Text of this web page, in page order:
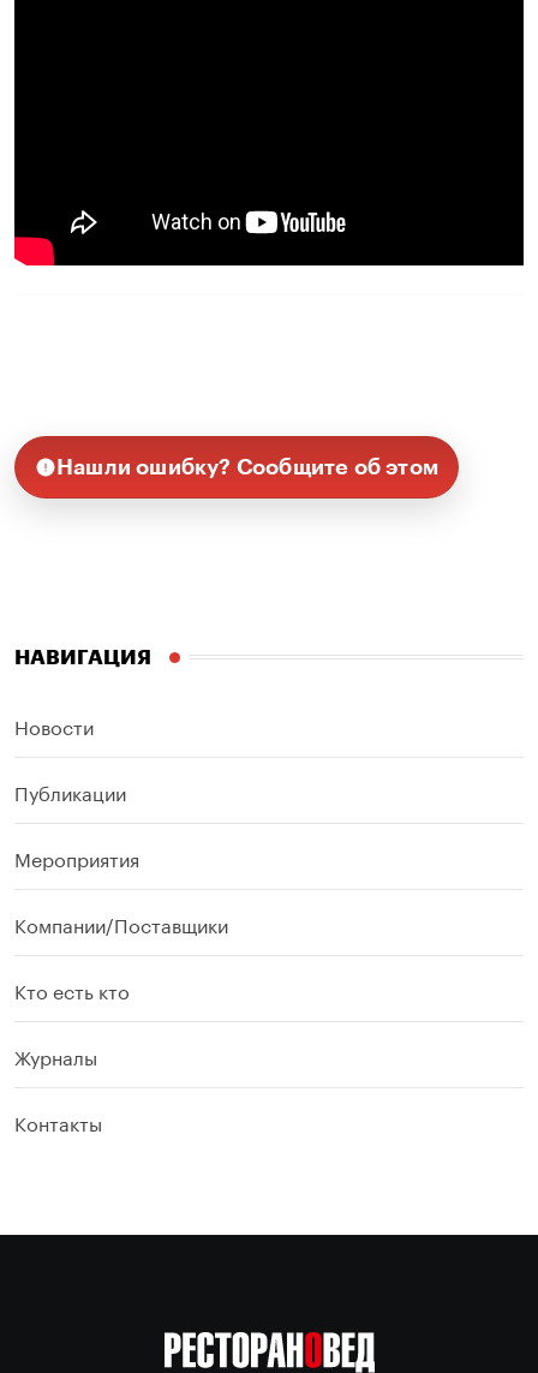
Нашли ошибку? Сообщите об этом
НАВИГАЦИЯ
Новости
Публикации
Мероприятия
Компании/Поставщики
Кто есть кто
Журналы
Контакты